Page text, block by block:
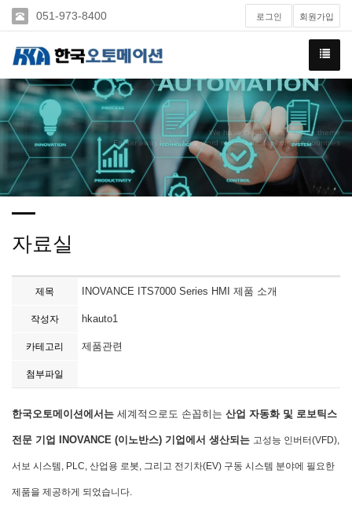
051-973-8400 로그인 회원가입
We have created a awesome theme
Far far away,behind the word mountains, far from the countries
자료실
제목 INOVANCE ITS7000 Series HMI 제품 소개
작성자 hkauto1
카테고리 제품관련
첨부파일
한국오토메이션에서는 세계적으로도 손꼽히는 산업 자동화 및 로보틱스
전문 기업 INOVANCE (이노반스) 기업에서 생산되는 고성능 인버터(VFD),
서보 시스템, PLC, 산업용 로봇, 그리고 전기차(EV) 구동 시스템 분야에 필요한
제품을 제공하게 되었습니다.